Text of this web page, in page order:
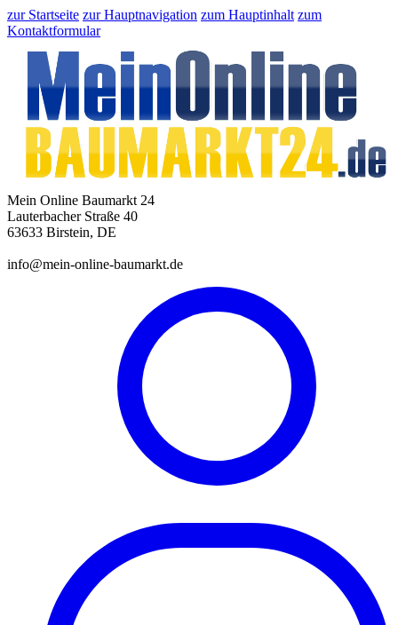
zur Startseite zur Hauptnavigation zum Hauptinhalt zum
Kontaktformular
Mein Online Baumarkt 24
Lauterbacher Straße 40
63633 Birstein, DE
info@mein-online-baumarkt.de